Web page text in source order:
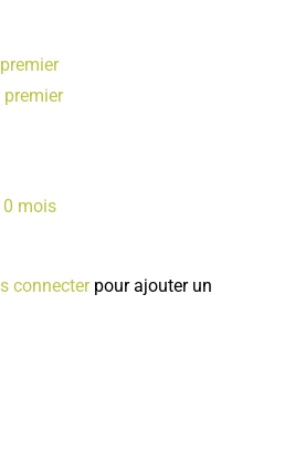
premier
mois
connecterpour ajouter un